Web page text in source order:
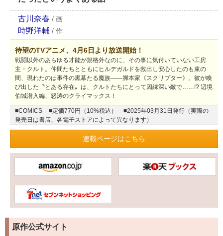
古川奈春 / 画
時野洋輔 / 作
待望のTVアニメ、4月6日より放送開始！
戦闘以外のあらゆる才能が規格外なのに、その事に気付いていない工房
主・クルト。仲間たちとともにヒルデガルドを救出し安心したのも束の
間、現れたのは事件の黒幕たる魔族――脚本家《スクリプター》。彼が喚
び出した〝とある存在〟は、クルトたちにとって因縁深い敵で……!? 辺境
伯城潜入編、怒涛のクライマックス！
■COMICS ■定価770円（10%税込）
■2025年03月31日発行（実際の
発売日は書店、各電子ストアによって異なります）
連載ページはこちら
原作公式サイト